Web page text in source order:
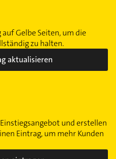
Gelbe Seiten, um die
zu halten.
aktualisieren
und erstellen
Eintrag, um mehr Kunden